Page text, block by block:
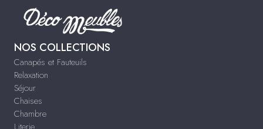
NOS COLLECTIONS
Canapés et Fauteuils
Relaxation
Séjour
Chaises
Chambre